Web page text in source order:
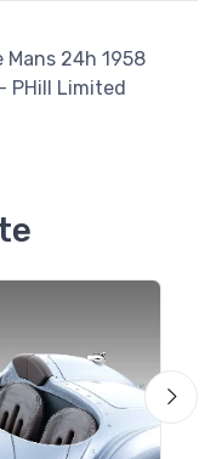
Mans 24h 1958
PHill Limited